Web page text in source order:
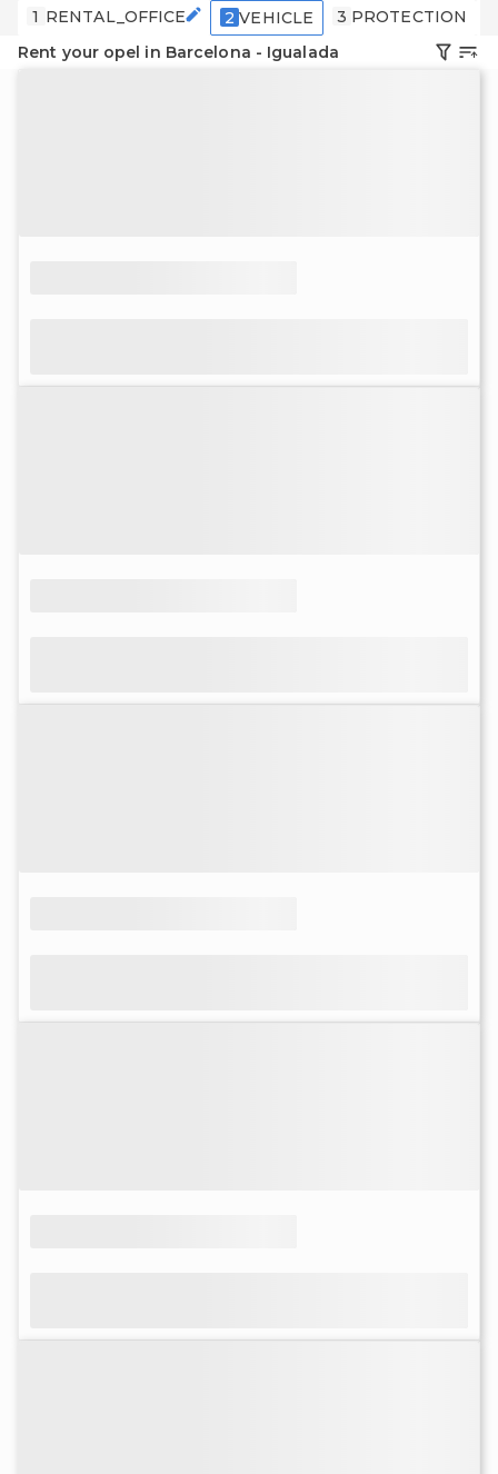
1 RENTAL_OFFICE 2 VEHICLE 3 PROTECTION
Rent your opel in Barcelona - Igualada